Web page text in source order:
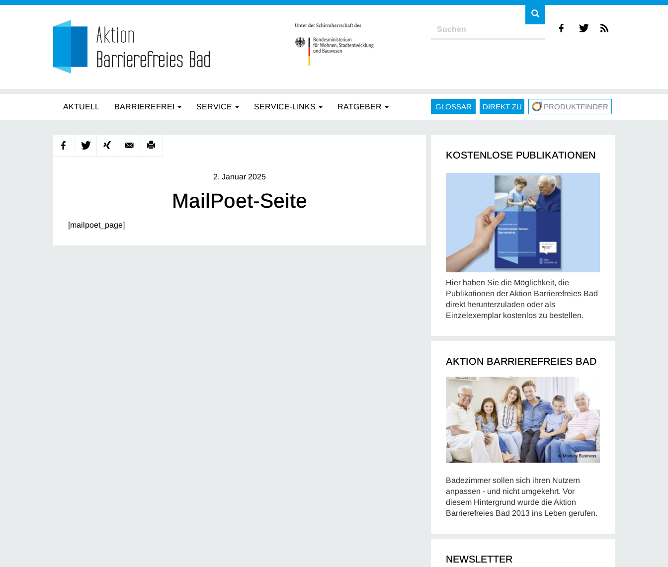
AKTUELL BARRIEREFREI SERVICE SERVICE-LINKS RATGEBER GLOSSAR DIREKT ZU PRODUKTFINDER
2. Januar 2025
MailPoet-Seite
[mailpoet_page]
KOSTENLOSE PUBLIKATIONEN
Hier haben Sie die Möglichkeit, die
Publikationen der Aktion Barrierefreies Bad
direkt herunterzuladen oder als
Einzelexemplar kostenlos zu bestellen.
AKTION BARRIEREFREIES BAD
Badezimmer sollen sich ihren Nutzern
anpassen - und nicht umgekehrt. Vor
diesem Hintergrund wurde die Aktion
Barrierefreies Bad 2013 ins Leben gerufen.
NEWSLETTER